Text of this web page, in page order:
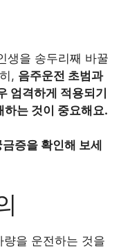
생을 송두리째 바꿀
, 음주운전 초범과
엄격하게 적용되기
하는 것이 중요해요.
증을 확인해 보세
을 운전하는 것을